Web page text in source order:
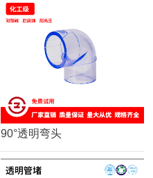
90°透明弯头